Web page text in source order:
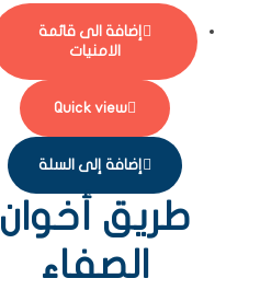
إضافة الى قائمة
الامنيات
Quick view
إضافة إلى السلة
طريق أخوان
الصفاء